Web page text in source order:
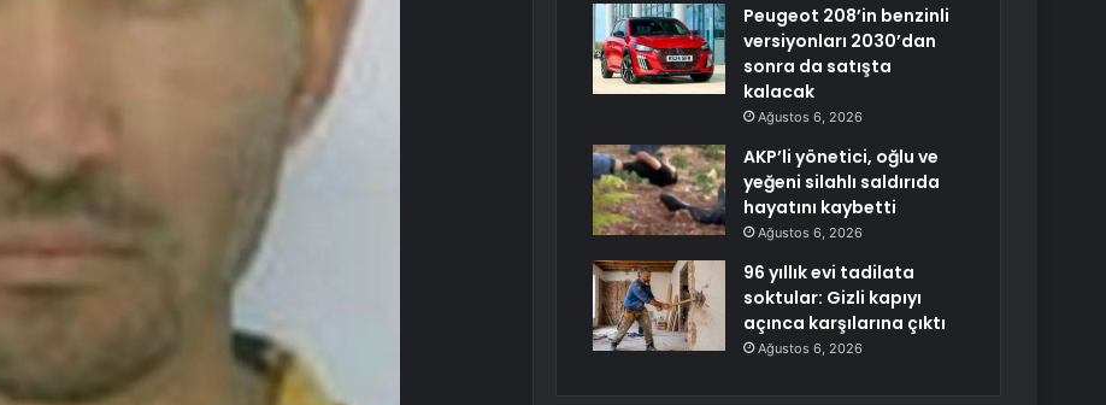
Peugeot 208’in benzinli
versiyonları 2030’dan
sonra da satışta
kalacak
Ağustos 6, 2026
AKP’li yönetici, oğlu ve
yeğeni silahlı saldırıda
hayatını kaybetti
Ağustos 6, 2026
96 yıllık evi tadilata
soktular: Gizli kapıyı
açınca karşılarına çıktı
Ağustos 6, 2026